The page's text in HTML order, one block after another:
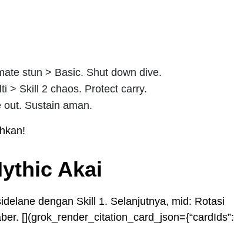
stun > Basic. Shut down dive.
> Skill 2 chaos. Protect carry.
Sustain aman.
Akai
dengan Skill 1. Selanjutnya, mid: Rotasi
[](grok_render_citation_card_json={“cardIds”: